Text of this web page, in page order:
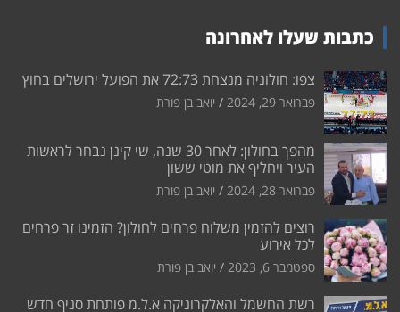
כתבות שעלו לאחרונה
צפו: חולוניה מנצחת 72:73 את הפועל ירושלים בחוץ
פברואר 29, 2024 יואב בן פורת
מהפך בחולון: לאחר 30 שנה, שי קינן נבחר לראשות
העיר ויחליף את מוטי ששון
פברואר 28, 2024 יואב בן פורת
רוצים להזמין משלוח פרחים לחולון? הזמינו זר פרחים
לכל אירוע
ספטמבר 6, 2023 יואב בן פורת
רשת החשמל והאלקרוניקה א.ל.מ פותחת סניף חדש